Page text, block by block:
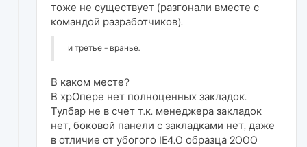
тоже не существует (разгонали вместе с
командой разработчиков).
и третье - вранье.
В каком месте?
В хрОпере нет полноценных закладок.
Тулбар не в счет т.к. менеджера закладок
нет, боковой панели с закладками нет, даже
в отличие от убогого IE4.0 образца 2000